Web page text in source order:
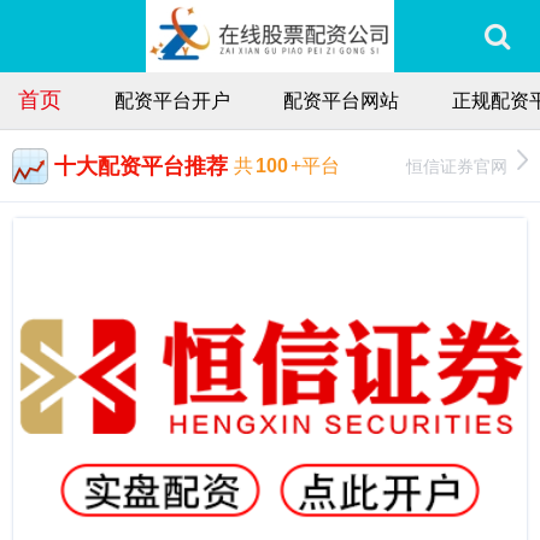
首页 配资平台开户 配资平台网站 正规配资
十大配资平台推荐 共100+平台 恒信证券官网